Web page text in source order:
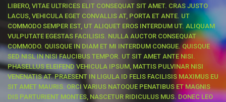
LIBERO, VITAE ULTRICES ELIT CONSEQUAT SIT AMET. CRAS JUSTO
LACUS, VEHICULA EGET CONVALLIS AT, PORTA ET ANTE. UT
COMMODO SEMPER EST, UT ALIQUET EROS INTERDUM UT. ALIQUAM
VULPUTATE EGESTAS FACILISIS. NULLA AUCTOR CONSEQUAT
COMMODO. QUISQUE IN DIAM ET MI INTERDUM CONGUE. QUISQUE
SED NISL IN NISI FAUCIBUS TEMPOR. UT SIT AMET ANTE NISI.
PHASELLUS ELEIFEND VEHICULA IPSUM, MATTIS PULVINAR NISI
VENENATIS AT. PRAESENT IN LIGULA ID FELIS FACILISIS MAXIMUS EU
SIT AMET MAURIS. ORCI VARIUS NATOQUE PENATIBUS ET MAGNIS
DIS PARTURIENT MONTES, NASCETUR RIDICULUS MUS. DONEC LEO